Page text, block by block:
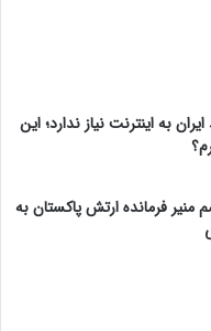
به اینترنت نیاز ندارد؛ این
منیر فرمانده ارتش پاکستان به